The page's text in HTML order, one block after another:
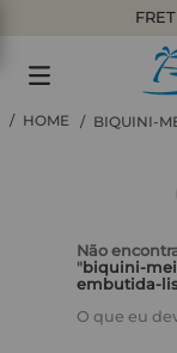
BIQUINI-
Não
" biquini-
embutida-
O que eu